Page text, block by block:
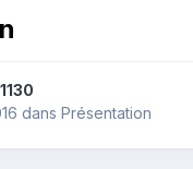
dans Présentation